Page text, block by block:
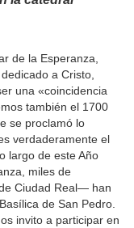
de la Esperanza,
a Cristo,
una «coincidencia
también el 1700
se proclamó lo
verdaderamente el
largo de este Año
miles de
Ciudad Real— han
de San Pedro.
invito a participar en